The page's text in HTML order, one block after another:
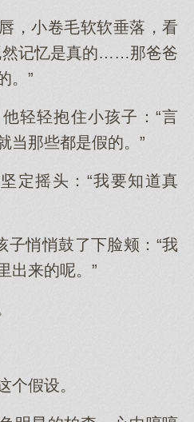
，小卷毛软软垂落，看
然记忆是真的……那爸爸
。”
轻轻抱住小孩子：“言
当那些都是假的。”
定摇头：“我要知道真
悄悄鼓了下脸颊：“我
出来的呢。”
个假设。